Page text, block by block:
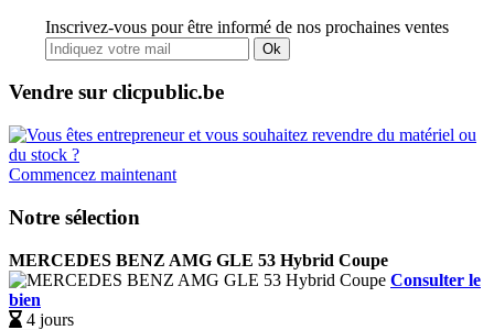
Inscrivez-vous pour être informé de nos prochaines ventes
Ok
Vendre sur clicpublic.be
Commencez maintenant
Notre sélection
MERCEDES BENZ AMG GLE 53 Hybrid Coupe
Consulter le
bien
4 jours